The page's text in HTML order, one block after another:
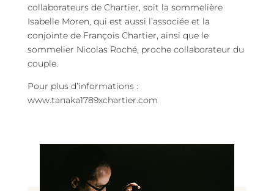
collaborateurs de Chartier, soit la sommelière
Isabelle Moren, qui est aussi l’associée et la
conjointe de François Chartier, ainsi que le
sommelier Nicolas Roché, proche collaborateur du
couple.
Pour plus d’informations :
www.tanaka1789xchartier.com